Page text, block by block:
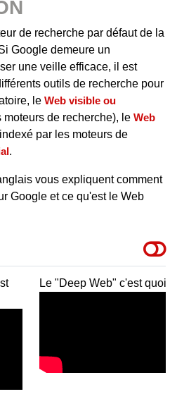
de recherche par défaut de la
Google demeure un
une veille efficace, il est
outils de recherche pour
le Web visible ou
moteurs de recherche), le Web
par les moteurs de
.
vous expliquent comment
Google et ce qu'est le Web
Le "Deep Web" c'est quoi?